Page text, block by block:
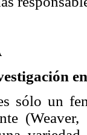
sólo un